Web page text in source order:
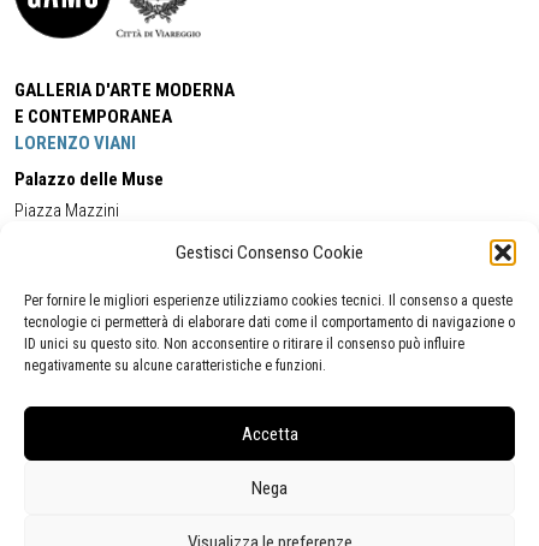
Gestisci Consenso Cookie
Per fornire le migliori esperienze utilizziamo cookies tecnici. Il consenso a queste
tecnologie ci permetterà di elaborare dati come il comportamento di navigazione o
ID unici su questo sito. Non acconsentire o ritirare il consenso può influire
negativamente su alcune caratteristiche e funzioni.
Accetta
Nega
GALLERIA D'ARTE MODERNA
E CONTEMPORANEA
LORENZO VIANI
Palazzo delle Muse
Piazza Mazzini
Cell:+39 338 5714978 (orario apertura Galleria)
Tel:
+39 0584 944580
(orario 09.00/13.00)
Email:gamc@comune.viareggio.lu.it
Segnalazione di inaccessibilità